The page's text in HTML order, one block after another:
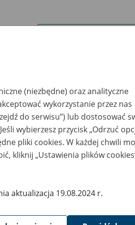
(niezbędne) oraz analityczne
wykorzystanie przez nas
do serwisu”) lub dostosować
wybierzesz przycisk „Odrzuć
pliki cookies. W każdej chwili
kliknij „Ustawienia plików
aktualizacja 19.08.2024 r.